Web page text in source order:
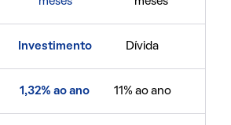
Investimento Dívida
1,32% ao ano 11% ao ano